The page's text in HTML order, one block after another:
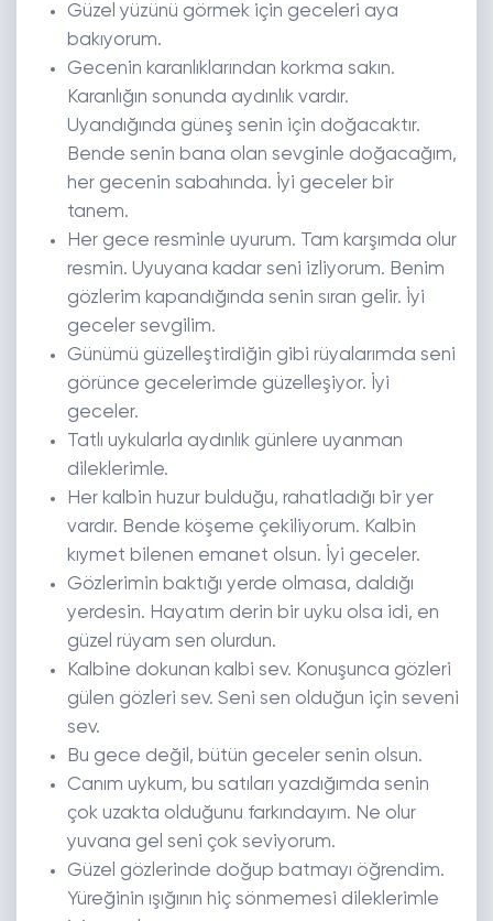
Güzel yüzünü görmek için geceleri aya
bakıyorum.
Gecenin karanlıklarından korkma sakın.
Karanlığın sonunda aydınlık vardır.
Uyandığında güneş senin için doğacaktır.
Bende senin bana olan sevginle doğacağım,
her gecenin sabahında. İyi geceler bir
tanem.
Her gece resminle uyurum. Tam karşımda olur
resmin. Uyuyana kadar seni izliyorum. Benim
gözlerim kapandığında senin sıran gelir. İyi
geceler sevgilim.
Günümü güzelleştirdiğin gibi rüyalarımda seni
görünce gecelerimde güzelleşiyor. İyi
geceler.
Tatlı uykularla aydınlık günlere uyanman
dileklerimle.
Her kalbin huzur bulduğu, rahatladığı bir yer
vardır. Bende köşeme çekiliyorum. Kalbin
kıymet bilenen emanet olsun. İyi geceler.
Gözlerimin baktığı yerde olmasa, daldığı
yerdesin. Hayatım derin bir uyku olsa idi, en
güzel rüyam sen olurdun.
Kalbine dokunan kalbi sev. Konuşunca gözleri
gülen gözleri sev. Seni sen olduğun için seveni
sev.
Bu gece değil, bütün geceler senin olsun.
Canım uykum, bu satıları yazdığımda senin
çok uzakta olduğunu farkındayım. Ne olur
yuvana gel seni çok seviyorum.
Güzel gözlerinde doğup batmayı öğrendim.
Yüreğinin ışığının hiç sönmemesi dileklerimle